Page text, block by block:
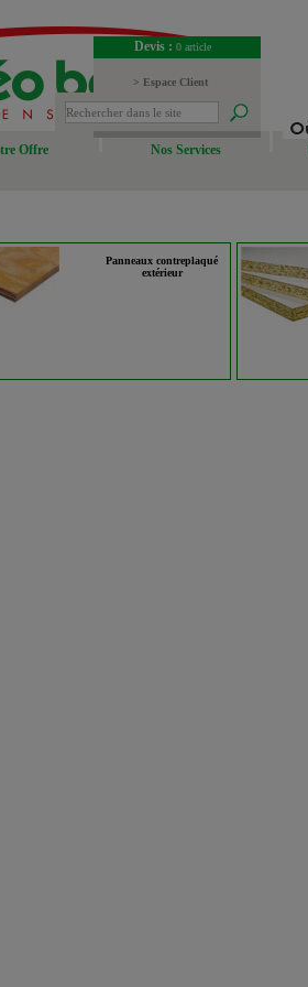
Devis : 0 article
> Espace Client
> Espace Fournisseur
Offre Nos Services
Panneaux contreplaqué
extérieur